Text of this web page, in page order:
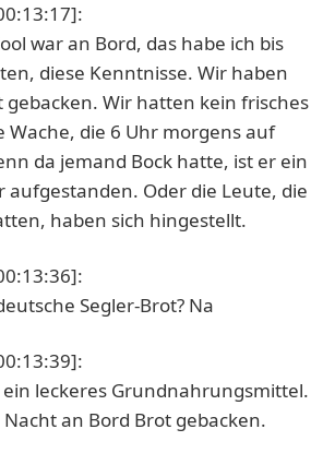
war an Bord, das habe ich bis
diese Kenntnisse. Wir haben
gebacken. Wir hatten kein frisches
Wache, die 6 Uhr morgens auf
da jemand Bock hatte, ist er ein
aufgestanden. Oder die Leute, die
haben sich hingestellt.
Segler-Brot? Na
leckeres Grundnahrungsmittel.
an Bord Brot gebacken.